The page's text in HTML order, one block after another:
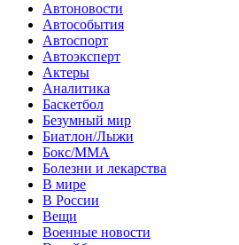
Автоновости
Автособытия
Автоспорт
Автоэксперт
Актеры
Аналитика
Баскетбол
Безумный мир
Биатлон/Лыжи
Бокс/MMA
Болезни и лекарства
В мире
В России
Вещи
Военные новости